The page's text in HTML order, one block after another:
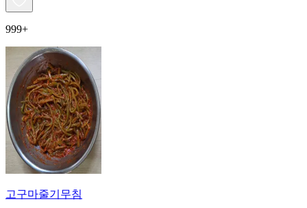
999+
고구마줄기무침